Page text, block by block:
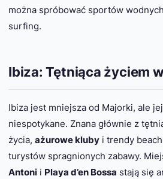
można spróbować sportów
surfing.
Ibiza: Tętniąca życiem
Ibiza jest mniejsza od Majorki, ale
niespotykane. Znana głównie z
życia, ażurowe kluby i trendy
turystów spragnionych zabawy.
Antoni i Playa d’en Bossa stają się